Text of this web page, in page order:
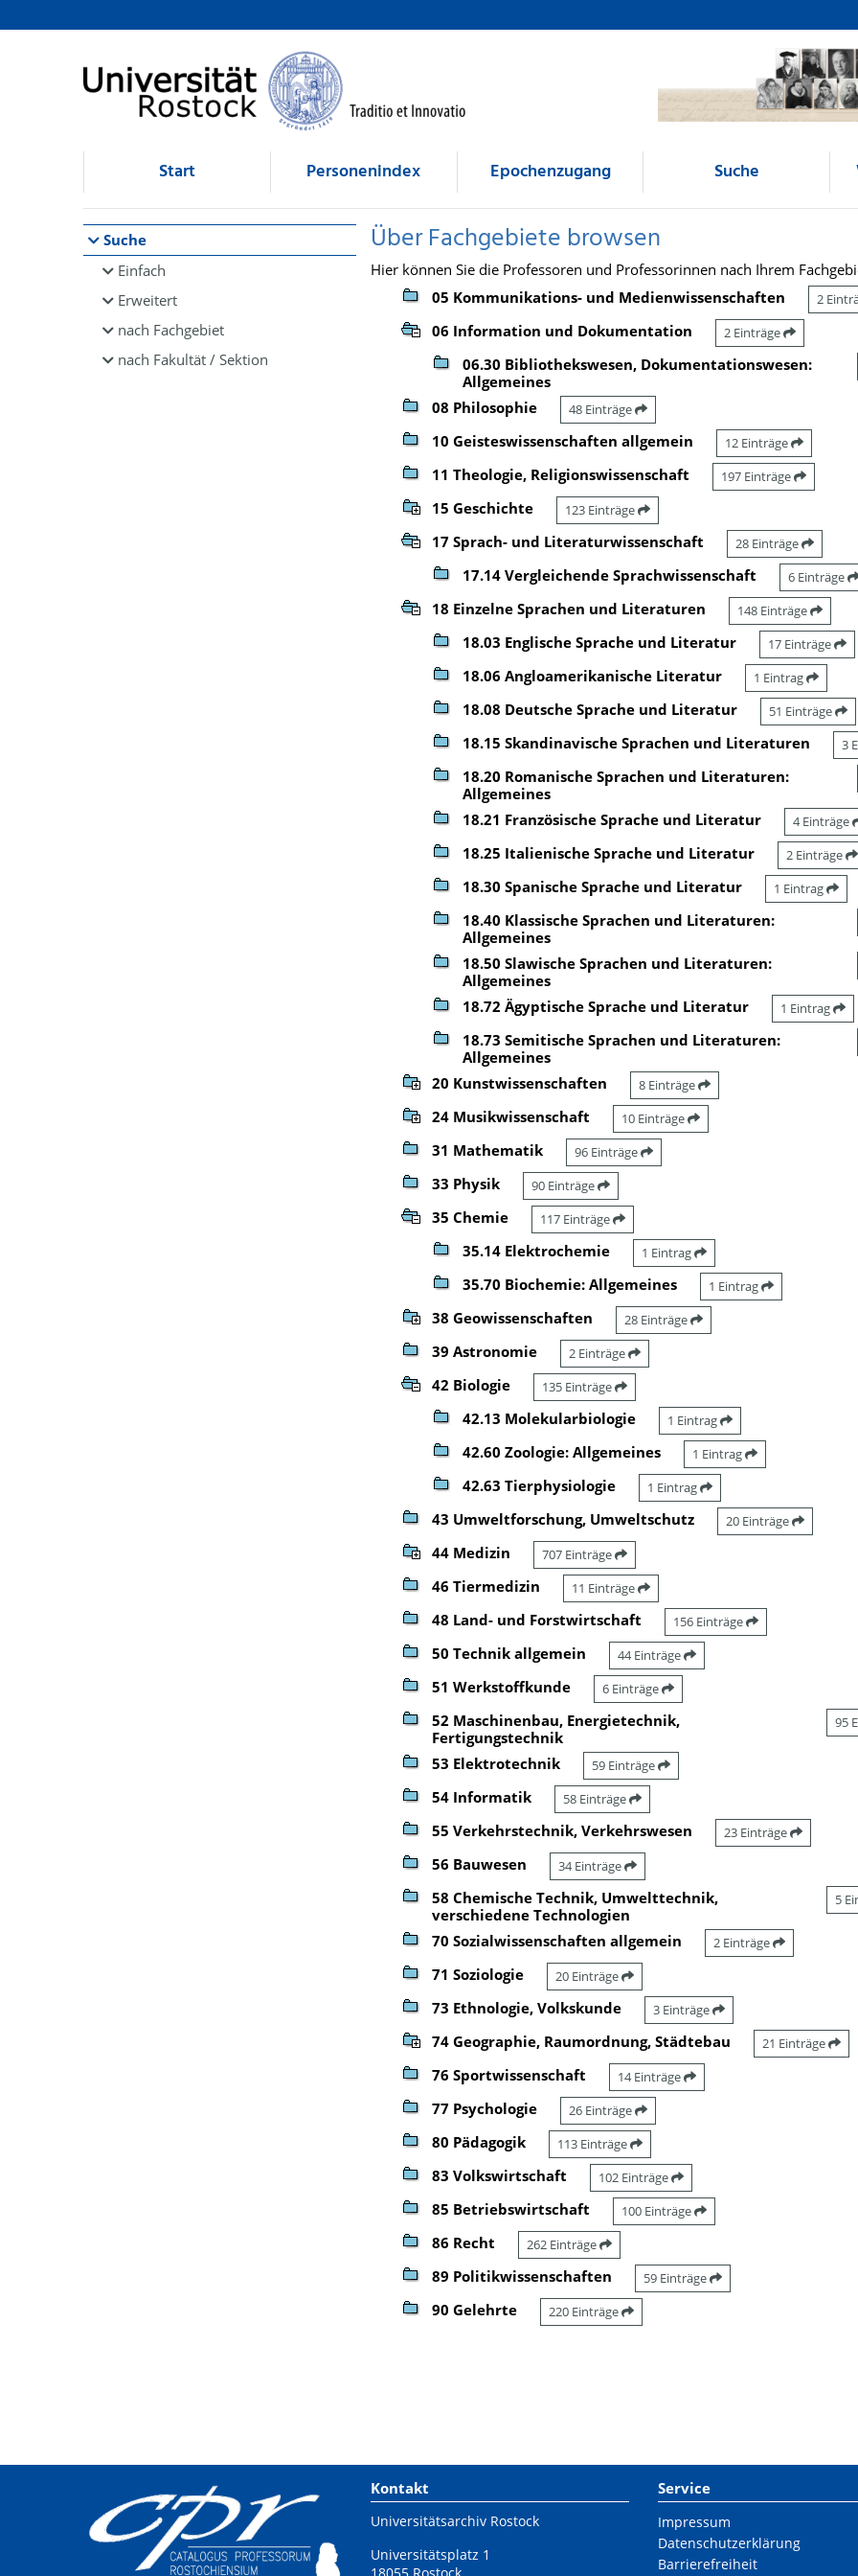
Browsen
direkt zum Inhalt
Start Personenindex Epochenzugang Suche
Suche
Einfach
Erweitert
nach Fachgebiet
nach Fakultät / Sektion
Über Fachgebiete browsen
Hier können Sie die Professoren und Professorinnen nach Ihrem
05 Kommunikations- und Medienwissenschaften
2
06 Information und Dokumentation 2 Einträge
06.30 Bibliothekswesen, Dokumentationswesen:
Allgemeines
08 Philosophie 48 Einträge
10 Geisteswissenschaften allgemein 12 Einträge
11 Theologie, Religionswissenschaft 197 Einträge
15 Geschichte 123 Einträge
17 Sprach- und Literaturwissenschaft 28 Einträge
17.14 Vergleichende Sprachwissenschaft 6 Einträge
18 Einzelne Sprachen und Literaturen 148 Einträge
18.03 Englische Sprache und Literatur 17 Einträge
18.06 Angloamerikanische Literatur 1 Eintrag
18.08 Deutsche Sprache und Literatur 51 Einträge
18.15 Skandinavische Sprachen und Literaturen 3
18.20 Romanische Sprachen und Literaturen:
Allgemeines
18.21 Französische Sprache und Literatur 4 Einträge
18.25 Italienische Sprache und Literatur 2 Einträge
18.30 Spanische Sprache und Literatur 1 Eintrag
18.40 Klassische Sprachen und Literaturen:
Allgemeines
18.50 Slawische Sprachen und Literaturen:
Allgemeines
18.72 Ägyptische Sprache und Literatur 1 Eintrag
18.73 Semitische Sprachen und Literaturen:
Allgemeines
20 Kunstwissenschaften 8 Einträge
24 Musikwissenschaft 10 Einträge
31 Mathematik 96 Einträge
33 Physik 90 Einträge
35 Chemie 117 Einträge
35.14 Elektrochemie 1 Eintrag
35.70 Biochemie: Allgemeines 1 Eintrag
38 Geowissenschaften 28 Einträge
39 Astronomie 2 Einträge
42 Biologie 135 Einträge
42.13 Molekularbiologie 1 Eintrag
42.60 Zoologie: Allgemeines 1 Eintrag
42.63 Tierphysiologie 1 Eintrag
43 Umweltforschung, Umweltschutz 20 Einträge
44 Medizin 707 Einträge
46 Tiermedizin 11 Einträge
48 Land- und Forstwirtschaft 156 Einträge
50 Technik allgemein 44 Einträge
51 Werkstoffkunde 6 Einträge
52 Maschinenbau, Energietechnik,
Fertigungstechnik
95
53 Elektrotechnik 59 Einträge
54 Informatik 58 Einträge
55 Verkehrstechnik, Verkehrswesen 23 Einträge
56 Bauwesen 34 Einträge
58 Chemische Technik, Umwelttechnik,
verschiedene Technologien
5
70 Sozialwissenschaften allgemein 2 Einträge
71 Soziologie 20 Einträge
73 Ethnologie, Volkskunde 3 Einträge
74 Geographie, Raumordnung, Städtebau 21 Einträge
76 Sportwissenschaft 14 Einträge
77 Psychologie 26 Einträge
80 Pädagogik 113 Einträge
83 Volkswirtschaft 102 Einträge
85 Betriebswirtschaft 100 Einträge
86 Recht 262 Einträge
89 Politikwissenschaften 59 Einträge
90 Gelehrte 220 Einträge
Kontakt
Universitätsarchiv Rostock
Universitätsplatz 1
Service
Impressum
Datenschutzerklärung
Barrierefreiheit